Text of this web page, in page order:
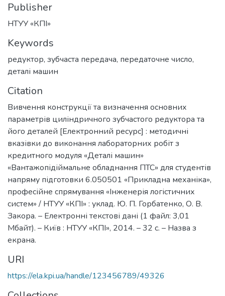
Publisher
НТУУ «КПІ»
Keywords
редуктор, зубчаста передача, передаточне число,
деталі машин
Citation
Вивчення конструкції та визначення основних
параметрів циліндричного зубчастого редуктора та
його деталей [Електронний ресурс] : методичні
вказівки до виконання лабораторних робіт з
кредитного модуля «Деталі машин»
«Вантажопідіймальне обладнання ПТС» для студентів
напряму підготовки 6.050501 «Прикладна механіка»,
професійне спрямування «Інженерія логістичних
систем» / НТУУ «КПІ» : уклад. Ю. П. Горбатенко, О. В.
Закора. – Електронні текстові дані (1 файл: 3,01
Мбайт). – Київ : НТУУ «КПІ», 2014. – 32 с. – Назва з
екрана.
URI
https://ela.kpi.ua/handle/123456789/49326